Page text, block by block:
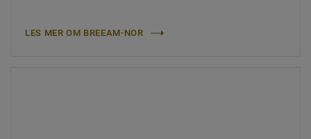
LES MER OM BREEAM-NOR